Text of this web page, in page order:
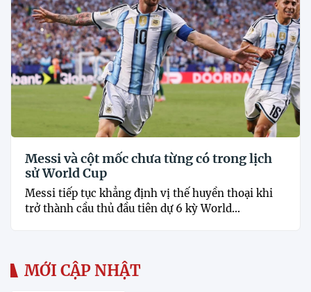
Messi và cột mốc chưa từng có trong lịch
sử World Cup
Messi tiếp tục khẳng định vị thế huyền thoại khi
trở thành cầu thủ đầu tiên dự 6 kỳ World...
MỚI CẬP NHẬT